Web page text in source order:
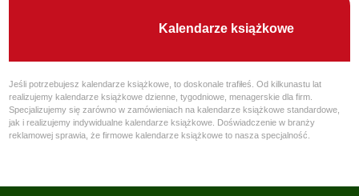
Kalendarze książkowe
Jeśli potrzebujesz kalendarze książkowe, to doskonale trafiłeś. Od kilkunastu lat
realizujemy kalendarze książkowe dzienne, tygodniowe, menagerskie dla firm.
Specjalizujemy się zarówno w zamówieniach na kalendarze książkowe standardowe,
jak i realizujemy indywidualne kalendarze książkowe. Doświadczenie w branży
reklamowej sprawia, że firmowe kalendarze książkowe to nasza specjalność.